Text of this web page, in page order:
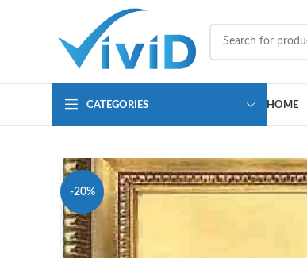
CATEGORIES HOME
-20%